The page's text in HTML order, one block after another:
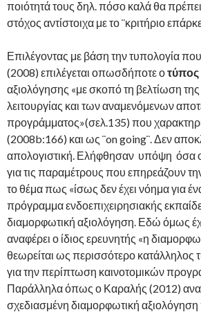
ποιότητά τους δηλ. πόσο καλά θα πρέπει
στόχος αντίστοιχα με το ¨κριτήριο
Επιλέγοντας με βάση την τυπολογία
(2008) επιλέγεται οπωσδήποτε οτύπος
αξιολόγησης «με σκοπό τη βελτίωση
λειτουργίας και των αναμενόμενων
προγράμματος»(σελ.135) που
(2008b:166) και ως ¨on going¨. Δεν
απολογιστική. Ελήφθησαν υπόψη όσα ο
για τις παραμέτρους που επηρεάζουν
το θέμα πως «ίσως δεν έχει νόημα για
πρόγραμμα ενδοεπιχειρησιακής
διαμορφωτική αξιολόγηση. Εδώ όμως
αναφέρει ο ίδιος ερευνητής «η
θεωρείται ως περισσότερο κατάλληλος
για την περίπτωση καινοτομικών
Παράλληλα όπως ο Καραλής (2012)
σχεδιασμένη διαμορφωτική αξιολόγηση